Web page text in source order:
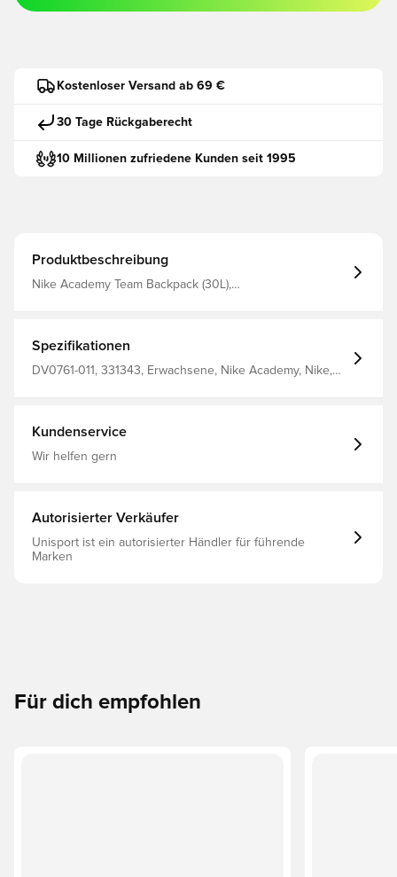
Kostenloser Versand ab 69 €
30 Tage Rückgaberecht
10 Millionen zufriedene Kunden seit 1995
Produktbeschreibung
Nike Academy Team Backpack (30L),
Spezifikationen
DV0761-011, 331343, Erwachsene, Nike Academy, Nike,
Kundenservice
Wir helfen gern
Autorisierter Verkäufer
Unisport ist ein autorisierter Händler für führende
Marken
Für dich empfohlen